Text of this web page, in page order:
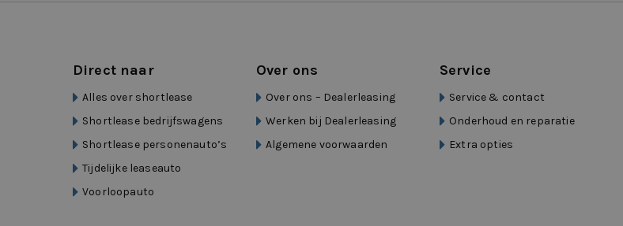
Direct naar
Alles over shortlease
Shortlease bedrijfswagens
Shortlease personenauto’s
Tijdelijke leaseauto
Voorloopauto
Over ons
Over ons – Dealerleasing
Werken bij Dealerleasing
Algemene voorwaarden
Service
Service & contact
Onderhoud en reparatie
Extra opties